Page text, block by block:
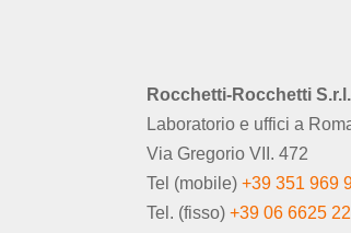
Rocchetti-Rocchetti S.r.l.
Laboratorio e uffici a
Via Gregorio VII. 472
Tel (mobile)+39 351 969
Tel. (fisso)+39 06 6625